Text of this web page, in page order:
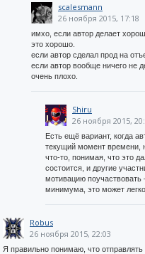
scalesmann
26 ноября 2015, 17:18
имхо, если автор делает
это хорошо.
если автор сделал прод на
если автор вообще ничего не
очень плохо.
Shiru
26 ноября 2015,
Есть ещё вариант, когда
текущий момент времени,
что-то, понимая, что это
состоится, и другие
мотивацию
минимума, это может
Robus
26 ноября 2015, 22:03
Я правильно понимаю, что